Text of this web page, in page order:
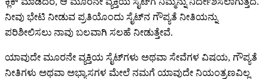
ನೀವು ಭೇಟಿ ನೀಡುವ ಪ್ರತಿಯೊಂದು ಸೈಟ್‌ನ ಗೌಪ್ಯತೆ ನೀತಿಯನ್ನು
ಪರಿಶೀಲಿಸಲು ನಾವು ಬಲವಾಗಿ ಸಲಹೆ ನೀಡುತ್ತೇವೆ.
ಯಾವುದೇ ಮೂರನೇ ವ್ಯಕ್ತಿಯ ಸೈಟ್‌ಗಳು ಅಥವಾ ಸೇವೆಗಳ ವಿಷಯ, ಗೌಪ್ಯತೆ
ನೀತಿಗಳು ಅಥವಾ ಅಭ್ಯಾಸಗಳ ಮೇಲೆ ನಮಗೆ ಯಾವುದೇ ನಿಯಂತ್ರಣವಿಲ್ಲ